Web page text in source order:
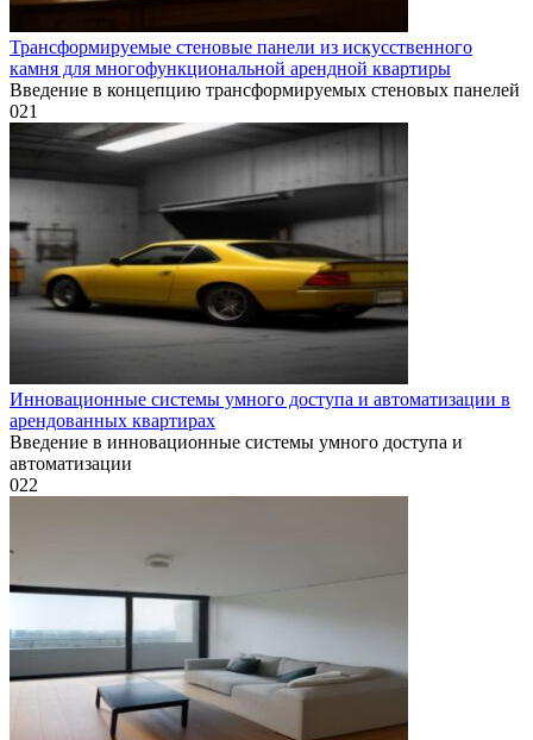
Трансформируемые стеновые панели из искусственного
камня для многофункциональной арендной квартиры
Введение в концепцию трансформируемых стеновых панелей
021
Инновационные системы умного доступа и автоматизации в
арендованных квартирах
Введение в инновационные системы умного доступа и
автоматизации
022